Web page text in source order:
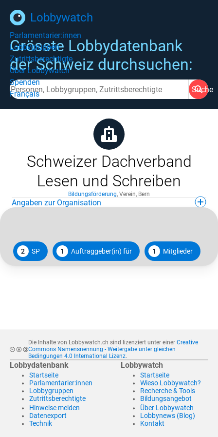
Lobbywatch
Parlamentarier:innen
Lobbygruppen
Zutrittsberechtigte
Über Lobbywatch
Spenden
Français
Grösste Lobbydatenbank
der Schweiz durchsuchen:
Suche
Schweizer Dachverband
Lesen und Schreiben
Bildungsförderung, Verein, Bern
Angaben zur Organisation
2 SP 1 Auftraggeber(in) für 1 Mitglieder
Die Inhalte von Lobbywatch.ch sind lizenziert unter einer Creative
Commons Namensnennung - Weitergabe unter gleichen
Bedingungen 4.0 International Lizenz.
Lobbydatenbank
Startseite
Parlamentarier:innen
Lobbygruppen
Zutrittsberechtigte
Hinweise melden
Datenexport
Technik
Lobbywatch
Startseite
Wieso Lobbywatch?
Recherche & Tools
Bildungsangebot
Über Lobbywatch
Lobbynews (Blog)
Kontakt